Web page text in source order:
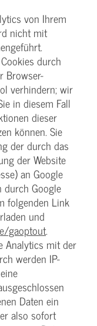
von Ihrem
nicht mit
durch
Browser-
verhindern; wir
in diesem Fall
dieser
können. Sie
der durch das
der Website
an Google
durch Google
folgenden Link
und
gaoptout.
Analytics mit der
werden IP-
Daten ein
also sofort